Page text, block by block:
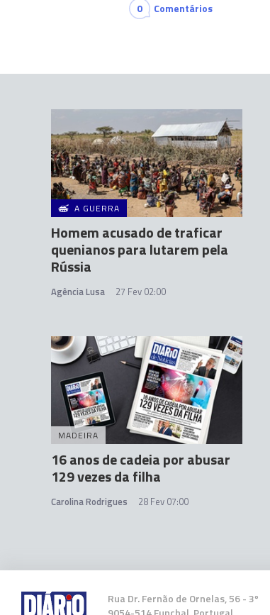
0 Comentários
A GUERRA
Homem acusado de traficar
quenianos para lutarem pela
Rússia
Agência Lusa 27 Fev 02:00
MADEIRA
16 anos de cadeia por abusar
129 vezes da filha
Carolina Rodrigues 28 Fev 07:00
Rua Dr. Fernão de Ornelas, 56 - 3º